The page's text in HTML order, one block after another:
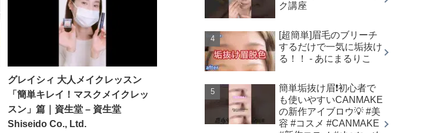
グレイシィ 大人メイクレッスン
「簡単キレイ！マスクメイクレッ
スン」篇｜資生堂 – 資生堂
Shiseido Co., Ltd.
ク講座
[超簡単]眉毛のブリーチ
するだけで一気に垢抜け
る！！ - あにまるりこ
簡単垢抜け眉❗️初心者で
も使いやすいCANMAKE
の新作アイブロウ💡 #美
容 #コスメ #CANMAKE